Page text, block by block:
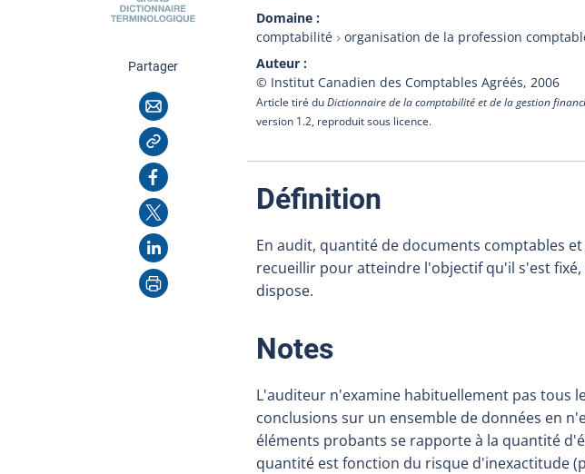
Domaine
comptabilité
organisation de la profession
Auteur
© Institut Canadien des Comptables Agréés, 2006
Article tiré duDictionnaire de la comptabilité et de la gestion
version 1.2, reproduit sous licence.
Partagercette page
Courriel
Copier l'adresse
Facebook
X
LinkedIn
Imprimer
Définition
En audit, quantité de documents comptables
recueillir pour atteindre l'objectif qu'il s'est
dispose.
Notes:
L'auditeur n'examine habituellement pas tous
conclusions sur un ensemble de données en
éléments probants se rapporte à la quantité
quantité est fonction du risque d'inexactitude